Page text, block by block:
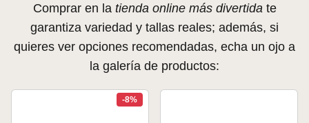
Comprar en la tienda online más divertida te
garantiza variedad y tallas reales; además, si
quieres ver opciones recomendadas, echa un ojo a
la galería de productos:
-8%